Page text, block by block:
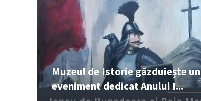
Muzeul de Istorie găzduiește un
eveniment dedicat Anului I...